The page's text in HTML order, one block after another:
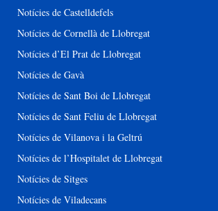
Notícies de Castelldefels
Notícies de Cornellà de Llobregat
Notícies d’El Prat de Llobregat
Notícies de Gavà
Notícies de Sant Boi de Llobregat
Notícies de Sant Feliu de Llobregat
Notícies de Vilanova i la Geltrú
Notícies de l’Hospitalet de Llobregat
Notícies de Sitges
Notícies de Viladecans